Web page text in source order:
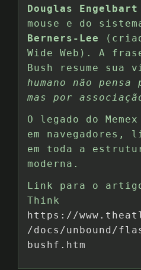
Douglas Engelbart
mouse e do
Berners-Lee
Wide Web). A
Bush resume sua
humano não
mas por
O legado do
em
em toda a
moderna.
Link para o artigo
Think
https://
/docs/unbound/
bushf.htm